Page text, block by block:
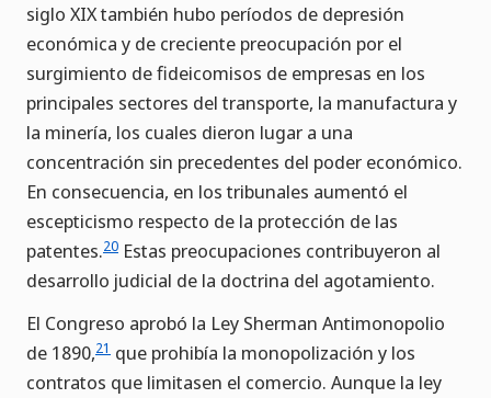
siglo XIX también hubo períodos de depresión
económica y de creciente preocupación por el
surgimiento de fideicomisos de empresas en los
principales sectores del transporte, la manufactura y
la minería, los cuales dieron lugar a una
concentración sin precedentes del poder económico.
En consecuencia, en los tribunales aumentó el
escepticismo respecto de la protección de las
patentes.20 Estas preocupaciones contribuyeron al
desarrollo judicial de la doctrina del agotamiento.
El Congreso aprobó la Ley Sherman Antimonopolio
de 1890,21 que prohibía la monopolización y los
contratos que limitasen el comercio. Aunque la ley